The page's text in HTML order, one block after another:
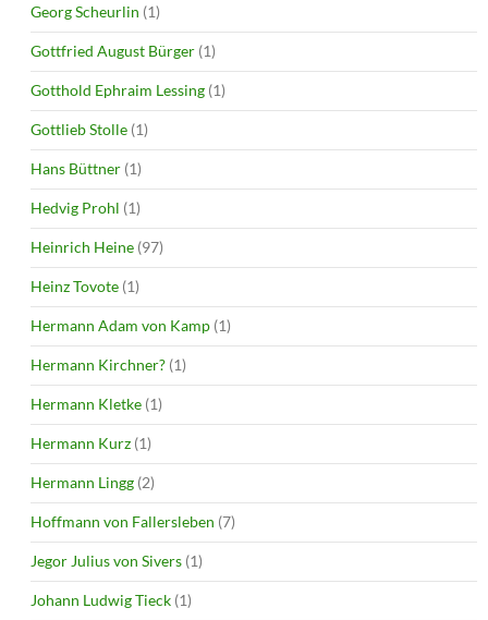
Georg Scheurlin (1)
Gottfried August Bürger (1)
Gotthold Ephraim Lessing (1)
Gottlieb Stolle (1)
Hans Büttner (1)
Hedvig Prohl (1)
Heinrich Heine (97)
Heinz Tovote (1)
Hermann Adam von Kamp (1)
Hermann Kirchner? (1)
Hermann Kletke (1)
Hermann Kurz (1)
Hermann Lingg (2)
Hoffmann von Fallersleben (7)
Jegor Julius von Sivers (1)
Johann Ludwig Tieck (1)